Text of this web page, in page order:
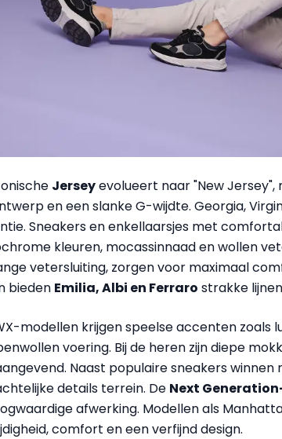
Jerseyevolueert naar "New
en een slanke G-wijdte. Georgia,
Sneakers en enkellaarsjes met
kleuren, mocassinnaad en wollen
vetersluiting, zorgen voor maximaal
bieden Emilia, Albi en Ferraro strakke
modellen krijgen speelse accenten
voering. Bij de heren zijn diepe
Naast populaire sneakers
details terrein. De Next
afwerking. Modellen als
comfort en een verfijnd design.